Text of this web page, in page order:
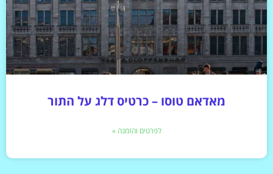
מאדאם טוסו – כרטיס דלג על התור
לפרטים והזמנה »